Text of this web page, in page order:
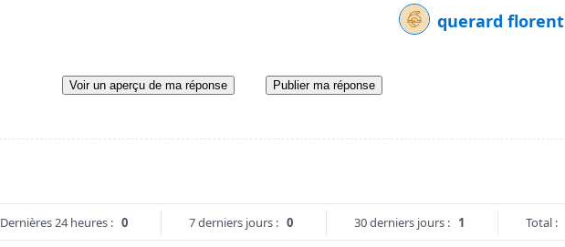
querard florent
Voir un aperçu de ma réponse Publier ma réponse
Dernières 24 heures : 0 7 derniers jours : 0 30 derniers jours : 1 Total :